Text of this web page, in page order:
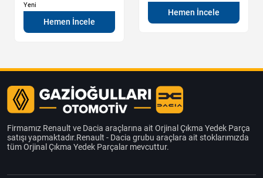
Yeni
Hemen İncele
Hemen İncele
Firmamız Renault ve Dacia araçlarına ait Orjinal Çıkma Yedek Parça
satışı yapmaktadır.Renault - Dacia grubu araçlara ait stoklarımızda
tüm Orjinal Çıkma Yedek Parçalar mevcuttur.